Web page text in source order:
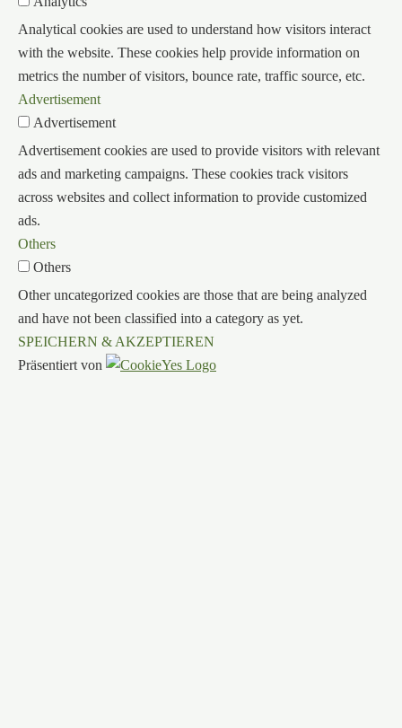
Analytical cookies are used to understand how visitors interact
with the website. These cookies help provide information on
metrics the number of visitors, bounce rate, traffic source, etc.
Advertisement
Advertisement
Advertisement cookies are used to provide visitors with relevant
ads and marketing campaigns. These cookies track visitors
across websites and collect information to provide customized
ads.
Others
Others
Other uncategorized cookies are those that are being analyzed
and have not been classified into a category as yet.
SPEICHERN & AKZEPTIEREN
Präsentiert von